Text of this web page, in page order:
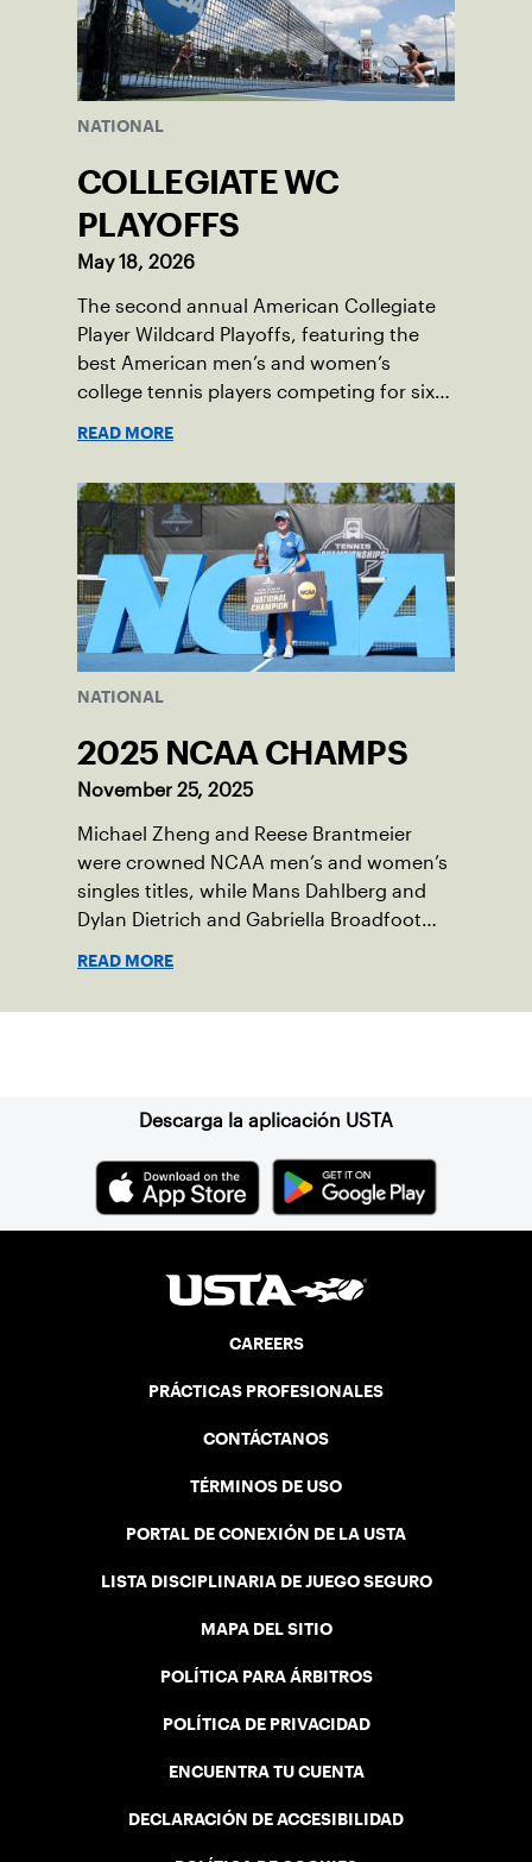
NATIONAL
COLLEGIATE WC
PLAYOFFS
May 18, 2026
The second annual American Collegiate
Player Wildcard Playoffs, featuring the
best American men’s and women’s
college tennis players competing for six
READ MORE
NATIONAL
2025 NCAA CHAMPS
November 25, 2025
Michael Zheng and Reese Brantmeier
were crowned NCAA men’s and women’s
singles titles, while Mans Dahlberg and
Dylan Dietrich and Gabriella Broadfoot
READ MORE
Descarga la aplicación USTA
CAREERS
PRÁCTICAS PROFESIONALES
CONTÁCTANOS
TÉRMINOS DE USO
PORTAL DE CONEXIÓN DE LA USTA
LISTA DISCIPLINARIA DE JUEGO SEGURO
MAPA DEL SITIO
POLÍTICA PARA ÁRBITROS
POLÍTICA DE PRIVACIDAD
ENCUENTRA TU CUENTA
DECLARACIÓN DE ACCESIBILIDAD